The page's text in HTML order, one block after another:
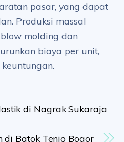
pasar, yang dapat
Produksi massal
molding dan
biaya per unit,
di Nagrak Sukaraja
di Batok Tenjo Bogor